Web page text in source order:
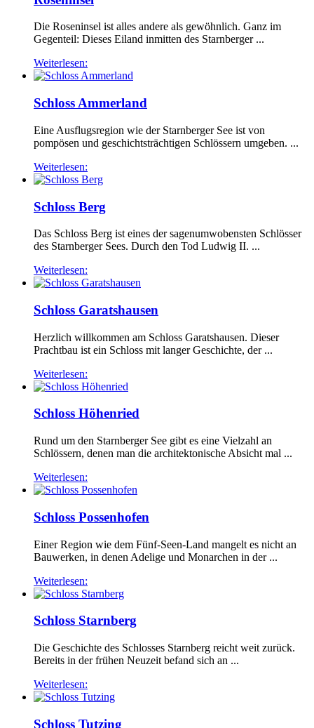
Die Roseninsel ist alles andere als gewöhnlich. Ganz im
Gegenteil: Dieses Eiland inmitten des Starnberger ...
Weiterlesen:
Schloss Ammerland
Eine Ausflugsregion wie der Starnberger See ist von
pompösen und geschichtsträchtigen Schlössern umgeben. ...
Weiterlesen:
Schloss Berg
Das Schloss Berg ist eines der sagenumwobensten Schlösser
des Starnberger Sees. Durch den Tod Ludwig II. ...
Weiterlesen:
Schloss Garatshausen
Herzlich willkommen am Schloss Garatshausen. Dieser
Prachtbau ist ein Schloss mit langer Geschichte, der ...
Weiterlesen:
Schloss Höhenried
Rund um den Starnberger See gibt es eine Vielzahl an
Schlössern, denen man die architektonische Absicht mal ...
Weiterlesen:
Schloss Possenhofen
Einer Region wie dem Fünf-Seen-Land mangelt es nicht an
Bauwerken, in denen Adelige und Monarchen in der ...
Weiterlesen:
Schloss Starnberg
Die Geschichte des Schlosses Starnberg reicht weit zurück.
Bereits in der frühen Neuzeit befand sich an ...
Weiterlesen:
Schloss Tutzing